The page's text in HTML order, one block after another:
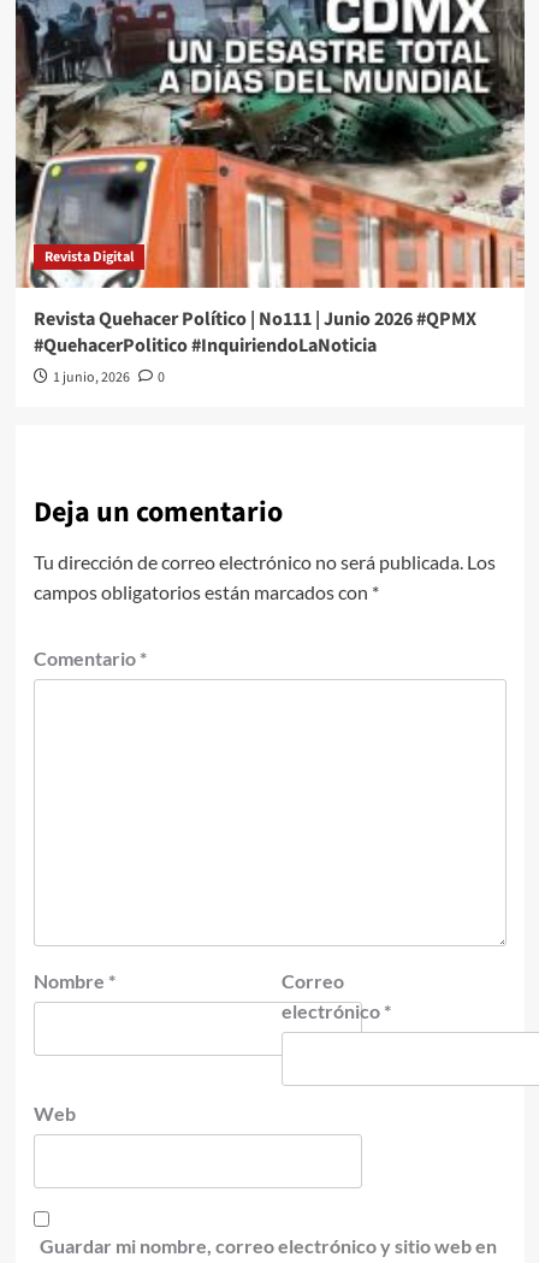
Revista Digital
Revista Quehacer Político | No111 | Junio 2026 #QPMX
#QuehacerPolitico #InquiriendoLaNoticia
1 junio, 2026 0
Deja un comentario
Tu dirección de correo electrónico no será publicada. Los
campos obligatorios están marcados con *
Comentario *
Nombre *
Correo
electrónico *
Web
Guardar mi nombre, correo electrónico y sitio web en